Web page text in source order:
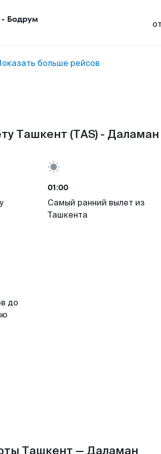
Бодрум от
больше рейсов
Ташкент (TAS) - Даламан
01:00
Самый ранний вылет из
Ташкента
до
Ташкент — Даламан